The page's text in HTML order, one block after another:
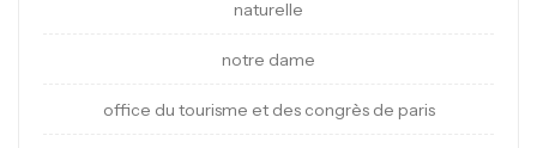
naturelle
notre dame
office du tourisme et des congrès de paris